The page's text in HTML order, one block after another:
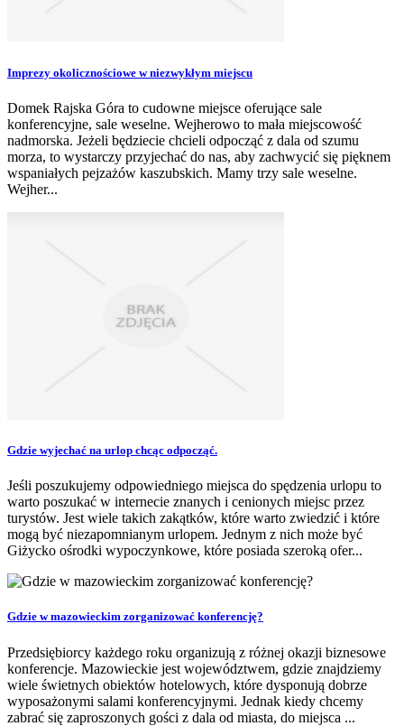
Imprezy okolicznościowe w niezwykłym miejscu
Domek Rajska Góra to cudowne miejsce oferujące sale
konferencyjne, sale weselne. Wejherowo to mała miejscowość
nadmorska. Jeżeli będziecie chcieli odpocząć z dala od szumu
morza, to wystarczy przyjechać do nas, aby zachwycić się pięknem
wspaniałych pejzażów kaszubskich. Mamy trzy sale weselne.
Wejher...
Gdzie wyjechać na urlop chcąc odpocząć.
Jeśli poszukujemy odpowiedniego miejsca do spędzenia urlopu to
warto poszukać w internecie znanych i cenionych miejsc przez
turystów. Jest wiele takich zakątków, które warto zwiedzić i które
mogą być niezapomnianym urlopem. Jednym z nich może być
Giżycko ośrodki wypoczynkowe, które posiada szeroką ofer...
Gdzie w mazowieckim zorganizować konferencję?
Przedsiębiorcy każdego roku organizują z różnej okazji biznesowe
konferencje. Mazowieckie jest województwem, gdzie znajdziemy
wiele świetnych obiektów hotelowych, które dysponują dobrze
wyposażonymi salami konferencyjnymi. Jednak kiedy chcemy
zabrać się zaproszonych gości z dala od miasta, do miejsca ...